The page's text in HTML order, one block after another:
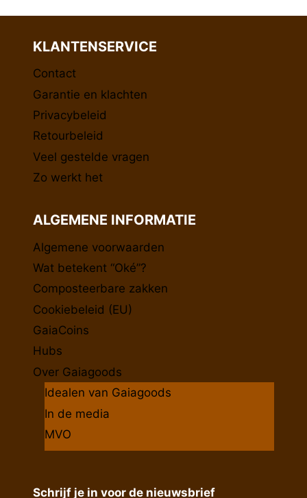
KLANTENSERVICE
Contact
Garantie en klachten
Privacybeleid
Retourbeleid
Veel gestelde vragen
Zo werkt het
ALGEMENE INFORMATIE
Algemene voorwaarden
Wat betekent “Oké”?
Composteerbare zakken
Cookiebeleid (EU)
GaiaCoins
Hubs
Over Gaiagoods
Idealen van Gaiagoods
In de media
MVO
Schrijf je in voor de nieuwsbrief